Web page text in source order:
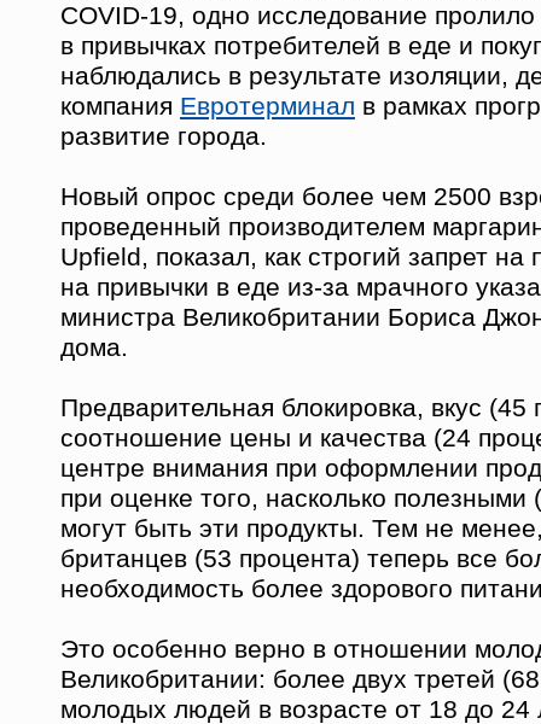
COVID-19, одно исследование
в привычках потребителей в еде и
наблюдались в результате изоляции,
компания Евротерминал в рамках
развитие города.
Новый опрос среди более чем 2500
проведенный производителем
Upfield, показал, как строгий запрет на
на привычки в еде из-за мрачного
министра Великобритании Бориса
дома.
Предварительная блокировка, вкус (45
соотношение цены и качества (24
центре внимания при оформлении
при оценке того, насколько полезными
могут быть эти продукты. Тем не
британцев (53 процента) теперь все
необходимость более здорового
Это особенно верно в отношении
Великобритании: более двух третей
молодых людей в возрасте от 18 до 24